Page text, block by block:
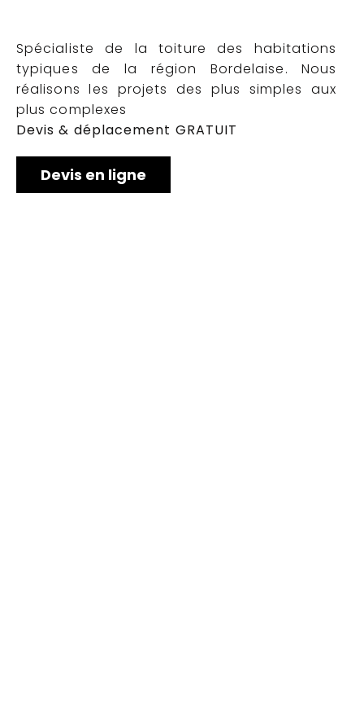
Spécialiste de la toiture des habitations
typiques de la région Bordelaise. Nous
réalisons les projets des plus simples aux
plus complexes
Devis & déplacement GRATUIT
Devis en ligne